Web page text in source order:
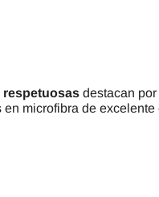
destacan
microfibra de excelente